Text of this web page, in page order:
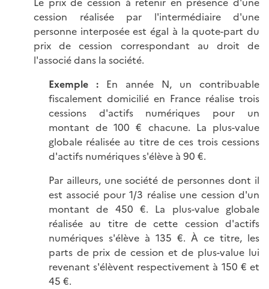
cession réalisée par l'intermédiaire d'une
personne interposée est égal à la quote-part du
prix de cession correspondant au droit de
l'associé dans la société.
Exemple :En année N, un contribuable
fiscalement domicilié en France réalise trois
cessions d'actifs numériques pour un
montant de 100 € chacune. La plus-value
globale réalisée au titre de ces trois cessions
d'actifs numériques s'élève à 90 €.
Par ailleurs, une société de personnes dont il
est associé pour 1/3 réalise une cession d'un
montant de 450 €. La plus-value globale
réalisée au titre de cette cession d'actifs
numériques s'élève à 135 €. À ce titre, les
parts de prix de cession et de plus-value lui
revenant s'élèvent respectivement à 150 € et
45 €.